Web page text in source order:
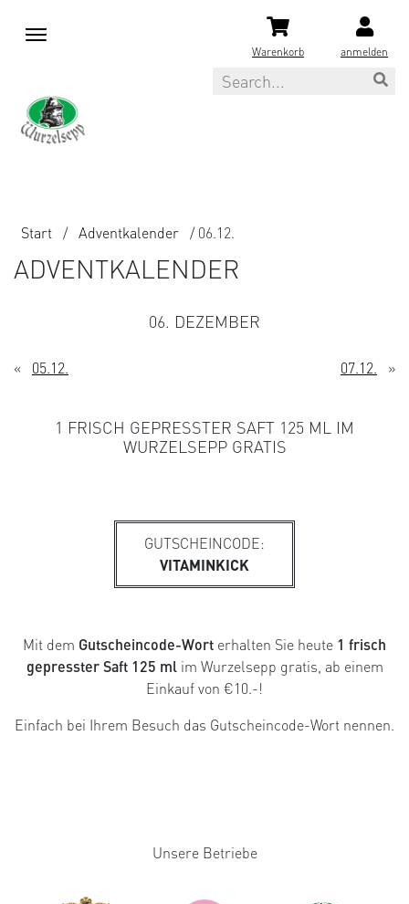
M
Warenkorb anmelden
Search
Start / Adventkalender / 06.12.
ADVENTKALENDER
06. DEZEMBER
« 05.12. 07.12. »
1 FRISCH GEPRESSTER SAFT 125 ML IM
WURZELSEPP GRATIS
GUTSCHEINCODE:
VITAMINKICK
Mit dem Gutscheincode-Wort erhalten Sie heute 1 frisch
gepresster Saft 125 mlim Wurzelsepp gratis, ab einem
Einkauf von €10.-!
Einfach bei Ihrem Besuch das Gutscheincode-Wort nennen.
Unsere Betriebe